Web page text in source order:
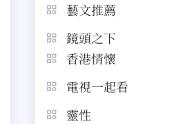
藝文推薦
鏡頭之下
香港情懷
電視一起看
靈性